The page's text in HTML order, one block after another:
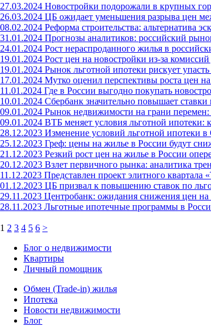
27.03.2024 Новостройки подорожали в крупных
26.03.2024 ЦБ ожидает уменьшения разрыва цен
08.02.2024 Реформа строительства: альтернатива
31.01.2024 Прогнозы аналитиков: российский
24.01.2024 Рост нераспроданного жилья в
19.01.2024 Рост цен на новостройки из-за
19.01.2024 Рынок льготной ипотеки рискует
17.01.2024 Мутко оценил перспективы роста цен
11.01.2024 Где в России выгодно покупать
10.01.2024 Сбербанк значительно повышает
09.01.2024 Рынок недвижимости на грани перемен:
09.01.2024 ВТБ меняет условия льготной ипотеки:
28.12.2023 Изменение условий льготной ипотеки
25.12.2023 Греф: цены на жилье в России будут
21.12.2023 Резкий рост цен на жилье в России
20.12.2023 Взлет первичного рынка: аналитика
11.12.2023 Представлен проект элитного
01.12.2023 ЦБ призвал к повышению ставок по
29.11.2023 Центробанк: ожидания снижения цен
28.11.2023 Льготные ипотечные программы в
1 2 3 4 5 6 >
Блог о недвижимости
Квартиры
Личный помощник
Обмен (Trade-in) жилья
Ипотека
Новости недвижимости
Блог